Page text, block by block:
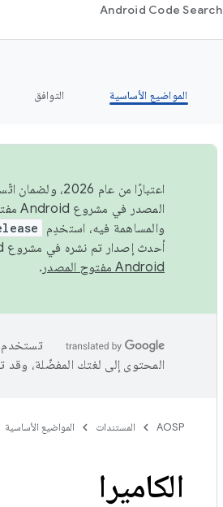
Android Code Search
المواضيع الأساسية التوافق
اعتبارًا من
والمساهمة فيه، استخدِم
أحدث إصدار تم نشره في مشروع Android مفتوح المصدر. لمزيد من المعلومات، يُرجى الاطّلاع على
Android مفتوح المصدر
.
المحتوى إلى لغتك المفضّلة،
AOSP المستندات المواضيع الأساسية
الكاميرا